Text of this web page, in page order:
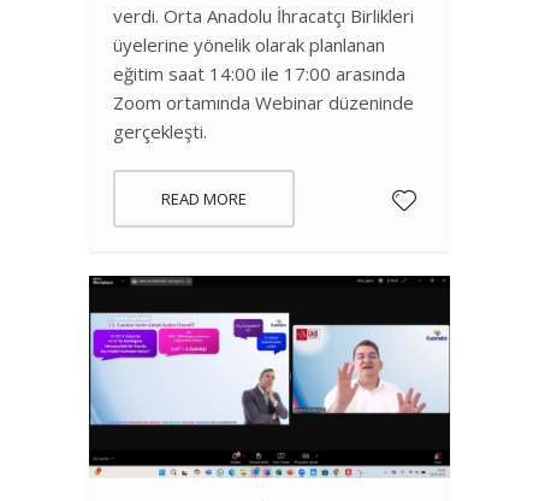
verdi. Orta Anadolu İhracatçı Birlikleri
üyelerine yönelik olarak planlanan
eğitim saat 14:00 ile 17:00 arasında
Zoom ortamında Webinar düzeninde
gerçekleşti.
READ MORE